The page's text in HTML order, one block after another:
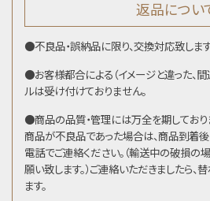
返品につい
●不良品・誤納品に限り、交換対応致します
●お客様都合による（イメージと違った、間
ルは受け付けておりません。
●商品の品質・管理には万全を期しており
商品が不良品であった場合は、商品到着
電話でご連絡ください。（輸送中の破損
願い致します。）ご連絡いただきましたら、
ます。